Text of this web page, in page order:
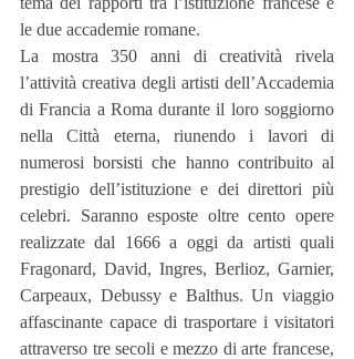
le due accademie romane.
La mostra 350 anni di creatività rivela
l’attività creativa degli artisti dell’Accademia
di Francia a Roma durante il loro soggiorno
nella Città eterna, riunendo i lavori di
numerosi borsisti che hanno contribuito al
prestigio dell’istituzione e dei direttori più
celebri. Saranno esposte oltre cento opere
realizzate dal 1666 a oggi da artisti quali
Fragonard, David, Ingres, Berlioz, Garnier,
Carpeaux, Debussy e Balthus. Un viaggio
affascinante capace di trasportare i visitatori
attraverso tre secoli e mezzo di arte francese,